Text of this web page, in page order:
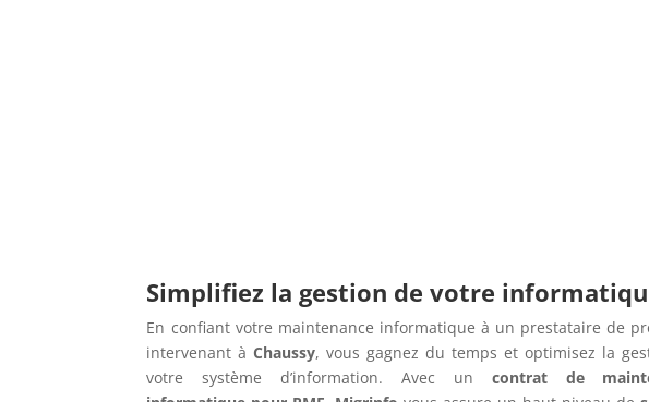
Simplifiez la gestion de votre
En confiant votre maintenance informatique à un prestataire de
intervenant àChaussy, vous gagnez du temps et optimisez la
votre système d’information. Avec un contrat de